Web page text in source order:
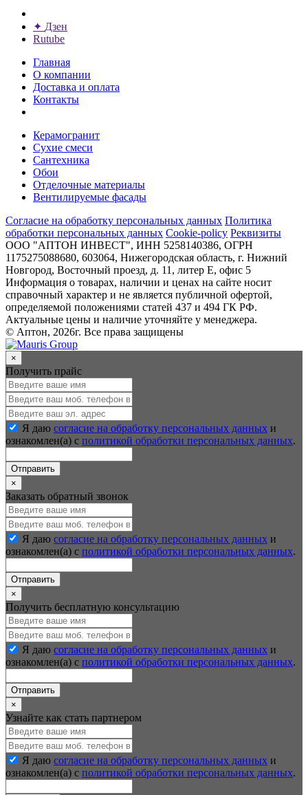
✦ Дзен
Rutube
Главная
О компании
Доставка и оплата
Контакты
Керамогранит
Сухие смеси
Сантехника
Обои
Отделочные материалы
Вентилируемые фасады
Согласие на обработку персональных данных Политика
обработки персональных данных Cookie-policy Реквизиты
ООО "АПТОН ИНВЕСТ", ИНН 5258140386, ОГРН
1175275088680, 603064, Нижегородская область, г. Нижний
Новгород, Восточный проезд, д. 11, литер Е, офис 5
Информация о товарах, наличии и ценах на сайте носит
справочный характер и не является публичной офертой,
определяемой положениями статей 437 и 494 ГК РФ.
Актуальные цены и наличие уточняйте у менеджера.
© Аптон, 2026г. Все права защищены
×
Получить прайс
Я даю согласие на обработку персональных данных и
ознакомлен(а) с политикой обработки персональных данных.
Отправить
×
Заказать обратный звонок
Я даю согласие на обработку персональных данных и
ознакомлен(а) с политикой обработки персональных данных.
Отправить
×
Получить бесплатную консультацию
Я даю согласие на обработку персональных данных и
ознакомлен(а) с политикой обработки персональных данных.
Отправить
×
Узнайте как стать партнером
Я даю согласие на обработку персональных данных и
ознакомлен(а) с политикой обработки персональных данных.